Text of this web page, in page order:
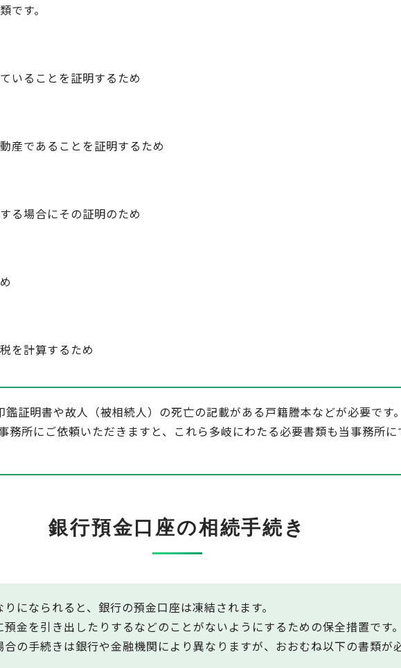
です。
いることを証明するため
産であることを証明するため
る場合にその証明のため
を計算するため
証明書や故人（被相続人）の死亡の記載がある戸籍謄本などが必要です。
務所にご依頼いただきますと、これら多岐にわたる必要書類も当事務所に
銀行預金口座の相続手続き
になられると、銀行の預金口座は凍結されます。
金を引き出したりするなどのことがないようにするための保全措置です。
の手続きは銀行や金融機関により異なりますが、おおむね以下の書類が